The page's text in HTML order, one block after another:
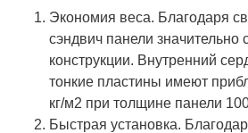
Экономия веса. Благодаря
сэндвич панели значительно
конструкции. Внутренний
тонкие пластины имеют
кг/м2 при толщине панели
Быстрая установка.